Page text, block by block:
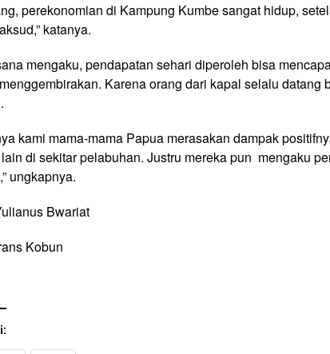
perekonomian di Kampung Kumbe sangat hidup,
katanya.
mengaku, pendapatan sehari diperoleh bisa
Karena orang dari kapal selalu datang
kami mama-mama Papua merasakan dampak
di sekitar pelabuhan. Justru mereka pun mengaku
ungkapnya.
Bwariat
Kobun